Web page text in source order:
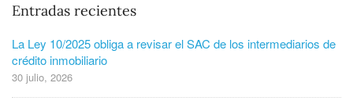
Entradas recientes
La Ley 10/2025 obliga a revisar el SAC de los intermediarios de
crédito inmobiliario
30 julio, 2026